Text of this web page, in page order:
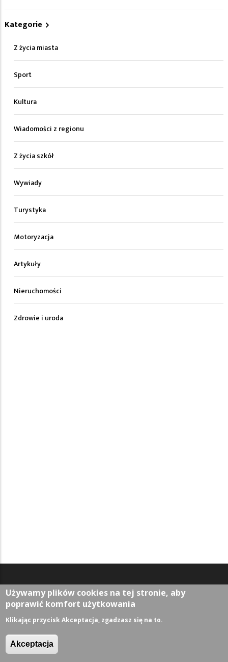
Kategorie
Z życia miasta
Sport
Kultura
Wiadomości z regionu
Z życia szkół
Wywiady
Turystyka
Motoryzacja
Artykuły
Nieruchomości
Zdrowie i uroda
Aktualności
Wiadomości
Sport
Kultura
Używamy plików cookies na tej stronie, aby
poprawić komfort użytkowania
Klikając przycisk Akceptacja, zgadzasz się na to.
Akceptacja